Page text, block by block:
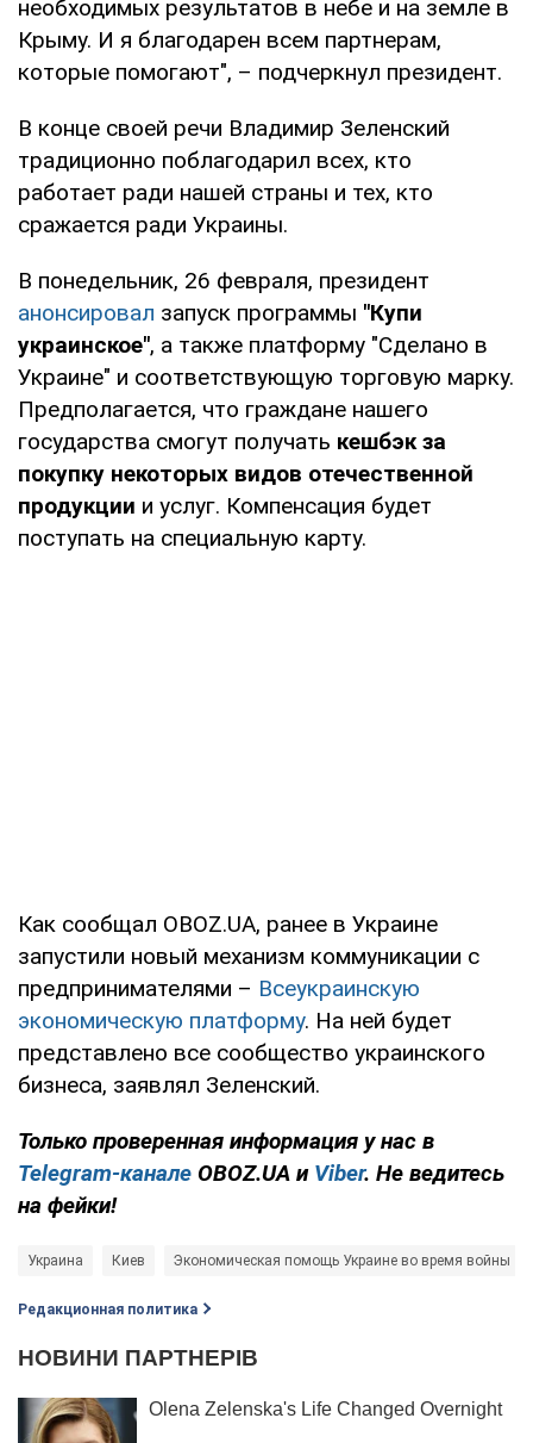
необходимых результатов в небе и на земле в
Крыму. И я благодарен всем партнерам,
которые помогают", – подчеркнул президент.
В конце своей речи Владимир Зеленский
традиционно поблагодарил всех, кто
работает ради нашей страны и тех, кто
сражается ради Украины.
В понедельник, 26 февраля, президент
анонсировал запуск программы "Купи
украинское", а также платформу "Сделано в
Украине" и соответствующую торговую марку.
Предполагается, что граждане нашего
государства смогут получать кешбэк за
покупку некоторых видов отечественной
продукции и услуг. Компенсация будет
поступать на специальную карту.
Как сообщал OBOZ.UA, ранее в Украине
запустили новый механизм коммуникации с
предпринимателями – Всеукраинскую
экономическую платформу. На ней будет
представлено все сообщество украинского
бизнеса, заявлял Зеленский.
Только проверенная информация у нас в
Telegram-канале OBOZ.UA и Viber. Не ведитесь
на фейки!
Украина Киев Экономическая помощь Украине во время войны
Редакционная политика